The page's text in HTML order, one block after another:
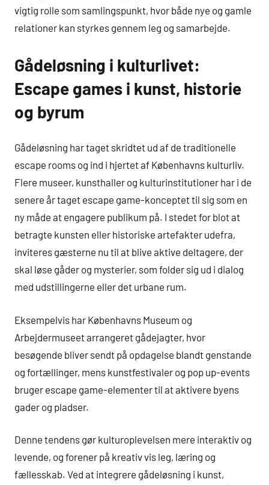
vigtig rolle som samlingspunkt, hvor både nye og gamle
relationer kan styrkes gennem leg og samarbejde.
Gådeløsning i kulturlivet:
Escape games i kunst, historie
og byrum
Gådeløsning har taget skridtet ud af de traditionelle
escape rooms og ind i hjertet af Københavns kulturliv.
Flere museer, kunsthaller og kulturinstitutioner har i de
senere år taget escape game-konceptet til sig som en
ny måde at engagere publikum på. I stedet for blot at
betragte kunsten eller historiske artefakter udefra,
inviteres gæsterne nu til at blive aktive deltagere, der
skal løse gåder og mysterier, som folder sig ud i dialog
med udstillingerne eller det urbane rum.
Eksempelvis har Københavns Museum og
Arbejdermuseet arrangeret gådejagter, hvor
besøgende bliver sendt på opdagelse blandt genstande
og fortællinger, mens kunstfestivaler og pop up-events
bruger escape game-elementer til at aktivere byens
gader og pladser.
Denne tendens gør kulturoplevelsen mere interaktiv og
levende, og forener på kreativ vis leg, læring og
fællesskab. Ved at integrere gådeløsning i kunst,